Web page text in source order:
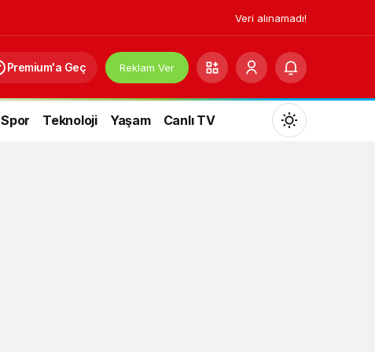
Veri alınamadı!
Premium'a Geç Reklam Ver
Spor Teknoloji Yaşam Canlı TV
Mod
değiştir